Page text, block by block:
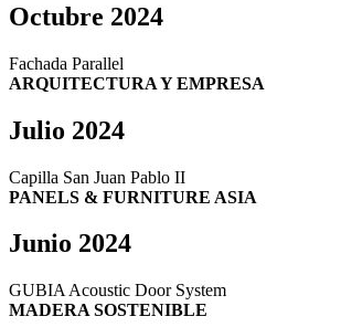
Octubre 2024
Fachada Parallel
ARQUITECTURA Y EMPRESA
Julio 2024
Capilla San Juan Pablo II
PANELS & FURNITURE ASIA
Junio 2024
GUBIA Acoustic Door System
MADERA SOSTENIBLE